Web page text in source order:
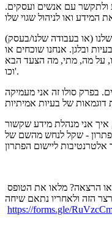
ולתקשר עם אנשים ועסקים.
(או בעבודה שלנו/בעסק)
ובלגן. אנחנו שוכחים או
על מה, מתי, מה הצעד הבא
וכו'.
בפרק סולו זה אני מעמיקה
דוגמאות של בעיות אמיתיות
איך אני מנהלת מידע שקשור
- שקל לנחש מהשם של
הזה ולאחריו נתאם שיחה
https://forms.gle/